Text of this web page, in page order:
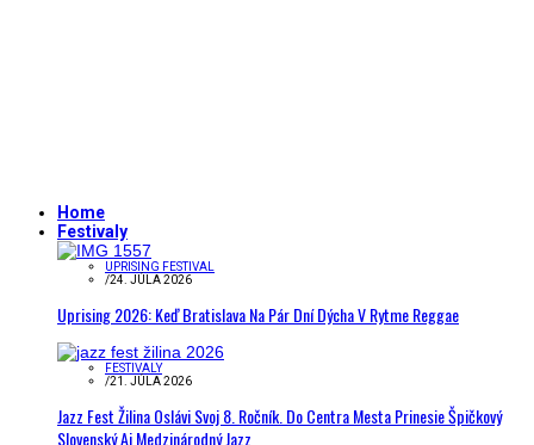
Home
Festivaly
UPRISING FESTIVAL
/24. JÚLA 2026
Uprising 2026: Keď Bratislava Na Pár Dní Dýcha V Rytme Reggae
FESTIVALY
/21. JÚLA 2026
Jazz Fest Žilina Oslávi Svoj 8. Ročník. Do Centra Mesta Prinesie Špičkový
Slovenský Aj Medzinárodný Jazz